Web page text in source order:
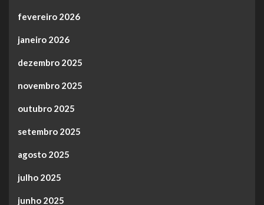
fevereiro 2026
janeiro 2026
dezembro 2025
novembro 2025
outubro 2025
setembro 2025
agosto 2025
julho 2025
junho 2025